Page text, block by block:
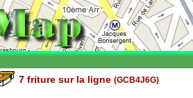
7 friture sur la ligne (GCB4J6G)